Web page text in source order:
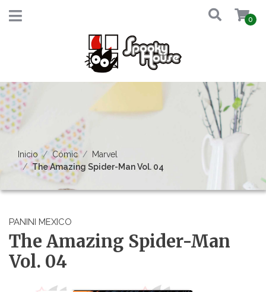
0
Inicio Cómic
Marvel
The Amazing Spider-Man Vol. 04
PANINI MEXICO
The Amazing Spider-Man
Vol. 04